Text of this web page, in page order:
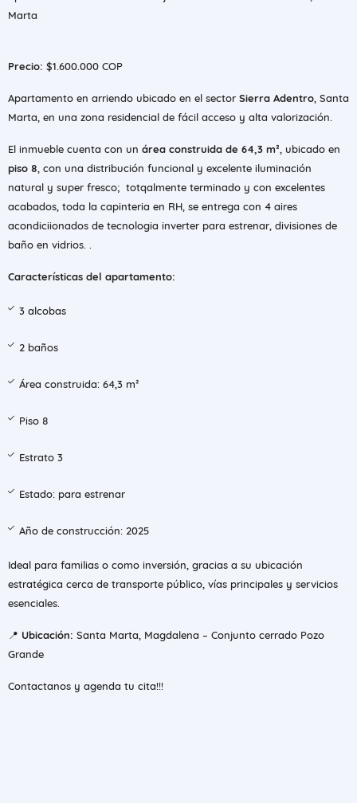
Marta
Precio: $1.600.000 COP
Apartamento en arriendo ubicado en el sector Sierra Adentro , Santa
Marta, en una zona residencial de fácil acceso y alta valorización.
El inmueble cuenta con un área construida de 64,3 m² , ubicado en
piso 8 , con una distribución funcional y excelente iluminación
natural y super fresco; totqalmente terminado y con excelentes
acabados, toda la capinteria en RH, se entrega con 4 aires
acondiciionados de tecnologia inverter para estrenar, divisiones de
baño en vidrios. .
Características del apartamento:
3 alcobas
2 baños
Área construida: 64,3 m²
Piso 8
Estrato 3
Estado: para estrenar
Año de construcción: 2025
Ideal para familias o como inversión, gracias a su ubicación
estratégica cerca de transporte público, vías principales y servicios
esenciales.
📍 Ubicación: Santa Marta, Magdalena – Conjunto cerrado Pozo
Grande
Contactanos y agenda tu cita!!!